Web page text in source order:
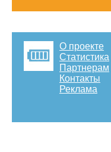
О проекте
Статистика
Партнерам
Контакты
Реклама